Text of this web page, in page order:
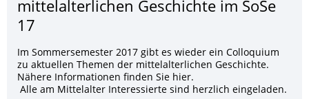
mittelalterlichen Geschichte im SoSe
17
Im Sommersemester 2017 gibt es wieder ein Colloquium
zu aktuellen Themen der mittelalterlichen Geschichte.
Nähere Informationen finden Sie hier.
Alle am Mittelalter Interessierte sind herzlich eingeladen.